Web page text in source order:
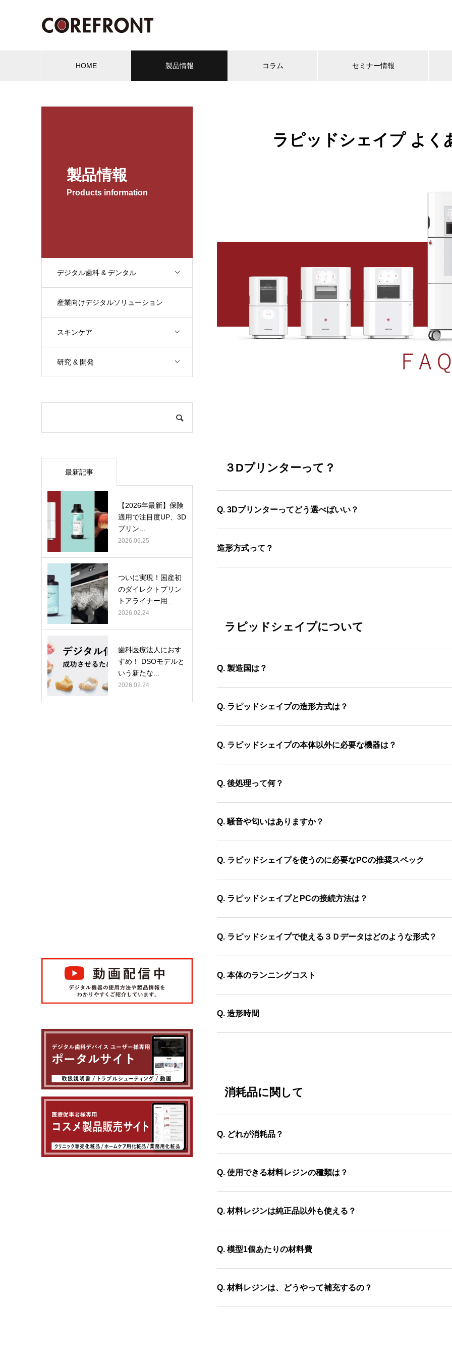
HOME 製品情報 コラム セミナー情報
製品情報
Products information
デジタル歯科 & デンタル
産業向けデジタルソリューション
スキンケア
研究 & 開発
ラピッドシェイプ よく
３Dプリンターって？
Q. 3Dプリンターってどう選べばいい？
様々な3Dプリンターが世の中にありますが、価格・造形速度・
造形方式って？
ラピッドシェイプについて
Q. 製造国は？
ものづくり大国である「ドイツ」で製造されています。
Q. ラピッドシェイプの造形方式は？
光硬化式DLP方式を採用し、そこにRapidShape社の特許技術で
Q. ラピッドシェイプの本体以外に必要な機器は？
ラピッドシェイプのためのWindows版のPCが必要になります。
動洗浄機「RS wash」や二次硬化機「RS cure」があると便利で
Q. 後処理って何？
3Dプリンターの多くは洗浄と二次硬化という２つの後処理工程
完全に重合させます。
Q. 騒音や匂いはありますか？
ラピッドシェイプの3Dプリンター自体は、ほとんど動作音がし
Q. ラピッドシェイプを使うのに必要なPCの推奨スペック
ラピッドシェイプの3Dプリンターでは、スライサーソフトとし
Q. ラピッドシェイプとPCの接続方法は？
PCではラピッドシェイプの3Dプリンターをコントロールして
Q. ラピッドシェイプで使える３Ｄデータはどのような形式？
NetfabbでSTL形式のデータを読み込んで、3Dプリンターで読
Q. 本体のランニングコスト
電気代は一般的なPCと同じ程度になります。その他、レジンと
Q. 造形時間
消耗品に関して
Q. どれが消耗品？
レジンとレジンを入れるリザーバーです。リザーバーは200回プ
Q. 使用できる材料レジンの種類は？
ラピッドシェイプの3Dプリンターでは、マテリアルオープンシ
Q.材料レジンは純正品以外も使える？
基本的にラピッドシェイプ社が登録したレジンのみ使用するこ
Q. 模型1個あたりの材料費
使用されるレジンの種類や造形物の形状にも因りますが、下顎一
Q.材料レジンは、どうやって補充するの？
最新記事
【2026年最新】保険
適用で注目度UP、3D
プリン...
2026.06.25
ついに実現！国産初
のダイレクトプリン
トアライナー用...
2026.02.24
歯科医療法人におす
すめ！ DSOモデルと
いう新たな...
2026.02.24